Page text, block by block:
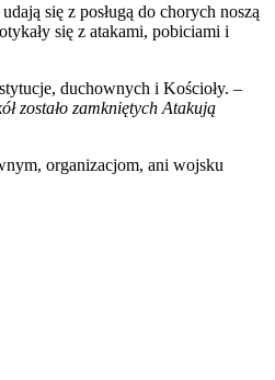
się z posługą do chorych noszą
się z atakami, pobiciami i
duchownych i Kościoły. –
zostało zamkniętych Atakują
organizacjom, ani wojsku